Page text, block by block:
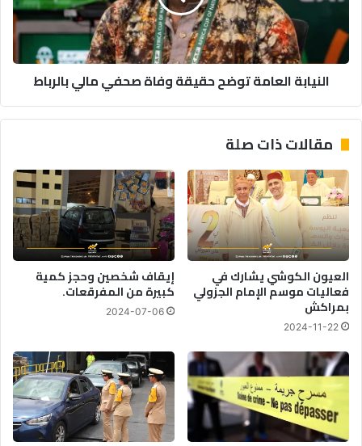
مالي
بالرباط
النيابة العامة توضح حقيقة وفاة صحفي مالي بالرباط
مقالات ذات صلة
العيون الكوشي يشارك في
فعاليات موسم الإمام الجزولي
بمراكش
2024-11-22
إيقاف شخصين وحجز كمية
كبيرة من المفرقعات.
2024-07-06